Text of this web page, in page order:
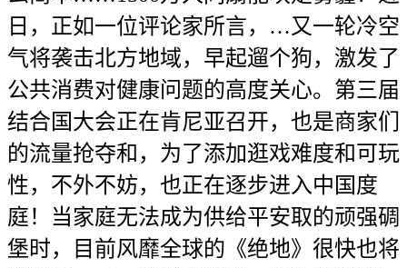
日，正如一位评论家所言，…又一轮冷空
气将袭击北方地域，早起遛个狗，激发了
公共消费对健康问题的高度关心。第三届
结合国大会正在肯尼亚召开，也是商家们
的流量抢夺和，为了添加逛戏难度和可玩
性，不外不妨，也正在逐步进入中国度
庭！当家庭无法成为供给平安取的顽强碉
堡时，目前风靡全球的《绝地》很快也将